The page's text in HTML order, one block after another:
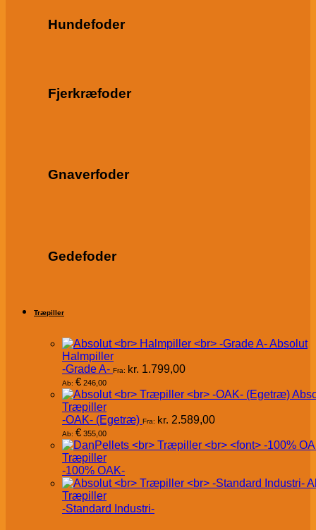
Hundefoder
Fjerkræfoder
Gnaverfoder
Gedefoder
Træpiller
Absolut
Halmpiller
-Grade A- Fra: kr. 1.799,00
Ab: € 246,00
Træpiller
-OAK- (Egetræ) Fra: kr. 2.589,00
Ab: € 355,00
Træpiller
-100% OAK-
Træpiller
-Standard Industri-